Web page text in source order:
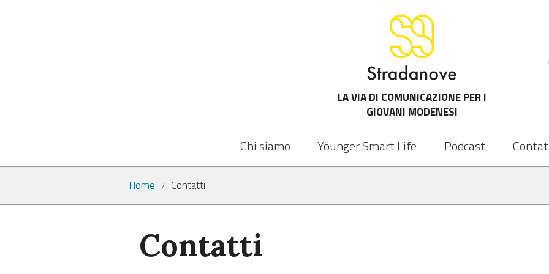
LA VIA DI COMUNICAZIONE PER I
GIOVANI MODENESI
Chi siamo Younger Smart Life Podcast
Home / Contatti
Contatti